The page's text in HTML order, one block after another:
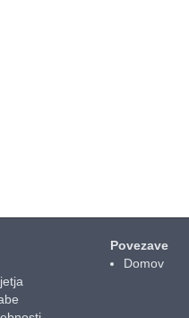
Povezave
Domov